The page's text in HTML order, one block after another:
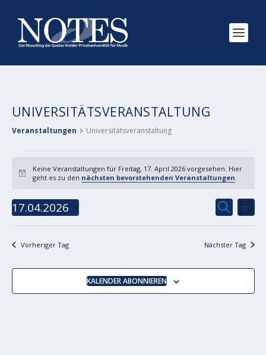
UNIVERSITÄTSVERANSTALTUNG
Veranstaltungen Universitätsveranstaltung
FÜR
17.
APRIL
2026
Hinweis
Keine Veranstaltungen für Freitag, 17. April 2026 vorgesehen. Hier
geht es zu den nächsten bevorstehenden Veranstaltungen.
SUCHE
UND
SUCHE
TAG
17.04.2026
Vorheriger Tag Nächster Tag
KALENDER ABONNIEREN